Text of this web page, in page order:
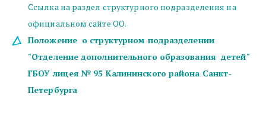
Ссылка на раздел структурного подразделения на
официальном сайте ОО.
Положение  о структурном подразделении
"Отделение дополнительного образования  детей"
ГБОУ лицея № 95 Калининского района Санкт-
Петербурга